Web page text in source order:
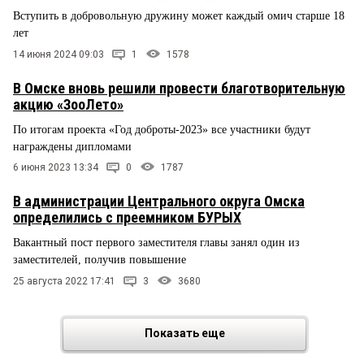
Вступить в добровольную дружину может каждый омич старше 18
лет
14 июня 2024 09:03 1 1578
В Омске вновь решили провести благотворительную
акцию «ЗооЛето»
По итогам проекта «Год доброты-2023» все участники будут
награждены дипломами
6 июня 2023 13:34 0 1787
В администрации Центрального округа Омска
определились с преемником БУРЫХ
Вакантный пост первого заместителя главы занял один из
заместителей, получив повышение
25 августа 2022 17:41 3 3680
Показать еще